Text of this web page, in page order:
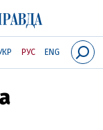
РУС ENG